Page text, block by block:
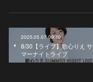
2025.05.07 09:10
8/30【ライブ】歌心りえ サ
マーナイトライブ